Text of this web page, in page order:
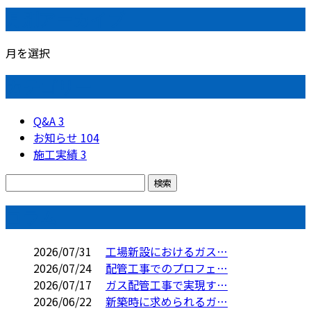
月を選択
Q&A3
お知らせ 104
施工実績3
2026/07/31
工場新設におけるガス…
2026/07/24
配管工事でのプロフェ…
2026/07/17
ガス配管工事で実現す…
2026/06/22
新築時に求められるガ…